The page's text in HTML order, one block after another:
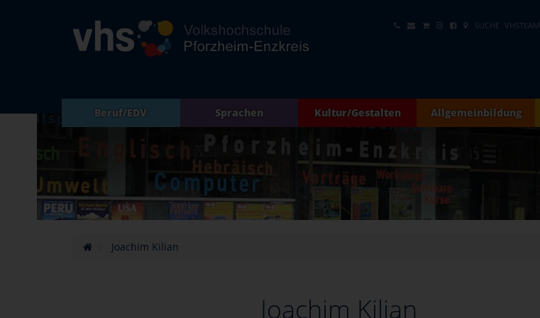
SUCHE VHSTEAM
Beruf/EDV Sprachen Kultur/Gestalten Allgemeinbildung
Joachim Kilian
Joachim Kilian